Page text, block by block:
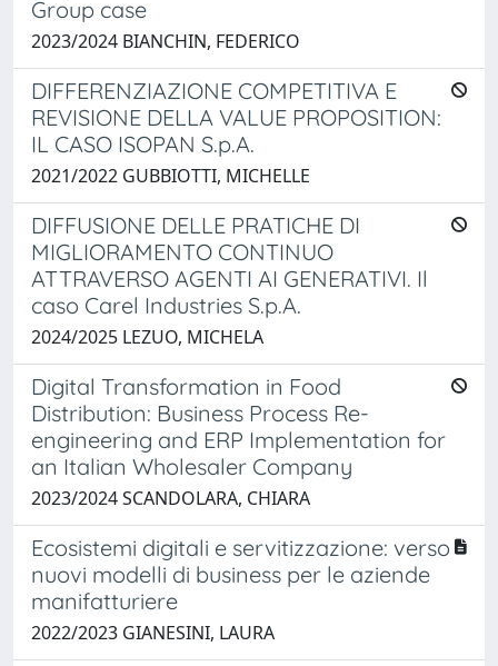
Group case
2023/2024 BIANCHIN, FEDERICO
DIFFERENZIAZIONE COMPETITIVA E
REVISIONE DELLA VALUE PROPOSITION:
IL CASO ISOPAN S.p.A.
2021/2022 GUBBIOTTI, MICHELLE
DIFFUSIONE DELLE PRATICHE DI
MIGLIORAMENTO CONTINUO
ATTRAVERSO AGENTI AI GENERATIVI. Il
caso Carel Industries S.p.A.
2024/2025 LEZUO, MICHELA
Digital Transformation in Food
Distribution: Business Process Re-
engineering and ERP Implementation for
an Italian Wholesaler Company
2023/2024 SCANDOLARA, CHIARA
Ecosistemi digitali e servitizzazione: verso
nuovi modelli di business per le aziende
manifatturiere
2022/2023 GIANESINI, LAURA